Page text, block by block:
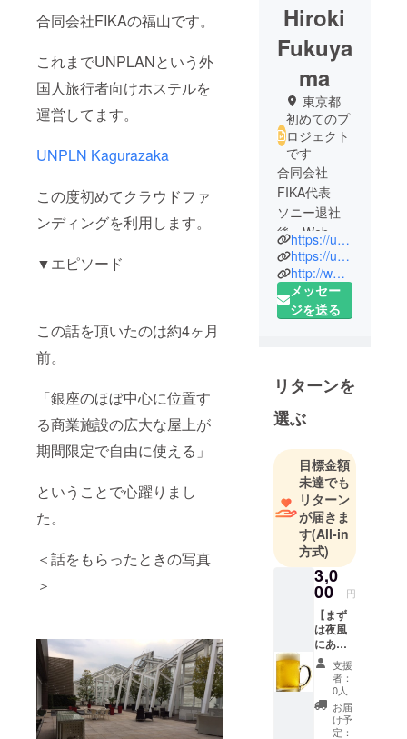
合同会社FIKAの福山です。
これまでUNPLANという外
国人旅行者向けホステルを
運営してます。
UNPLN Kagurazaka
この度初めてクラウドファ
ンディングを利用します。
▼エピソード
この話を頂いたのは約4ヶ月
前。
「銀座のほぼ中心に位置す
る商業施設の広大な屋上が
期間限定で自由に使える」
ということで心躍りまし
た。
＜話をもらったときの写真
＞
Hiroki
Fukuya
ma
東京都
初めてのプ
ロジェクト
です
合同会社
FIKA代表
ソニー退社
後、Web
マーケティ
ング、制作
会社 sorasol
株式会社を
バウンド事
業、遊休地
プロデュー
ス事業を行
う合同会社
FIKAを設
立。
2016年4月に
UNPLAN
Kagurazaka
をオープン
し今に至
https://unplan.jp/
https://unplan.jp/ginza-bbq
http://www.asahi.com/and_w/interest/SDI2016080134931.html
メッセー
ジを送る
リターンを
選ぶ
目標金額
未達でも
リターン
が届きま
す(All-in
方式)
3,0
00 円
【まず
は夜風
にあ
たって
ビール
でも1
杯】 ・
GINZA
Rooftop
支援
者：
0人
お届
け予
定：